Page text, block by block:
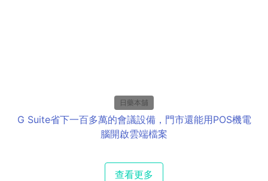
日藥本舖
G Suite省下一百多萬的會議設備，門市還能用POS機電
腦開啟雲端檔案
查看更多